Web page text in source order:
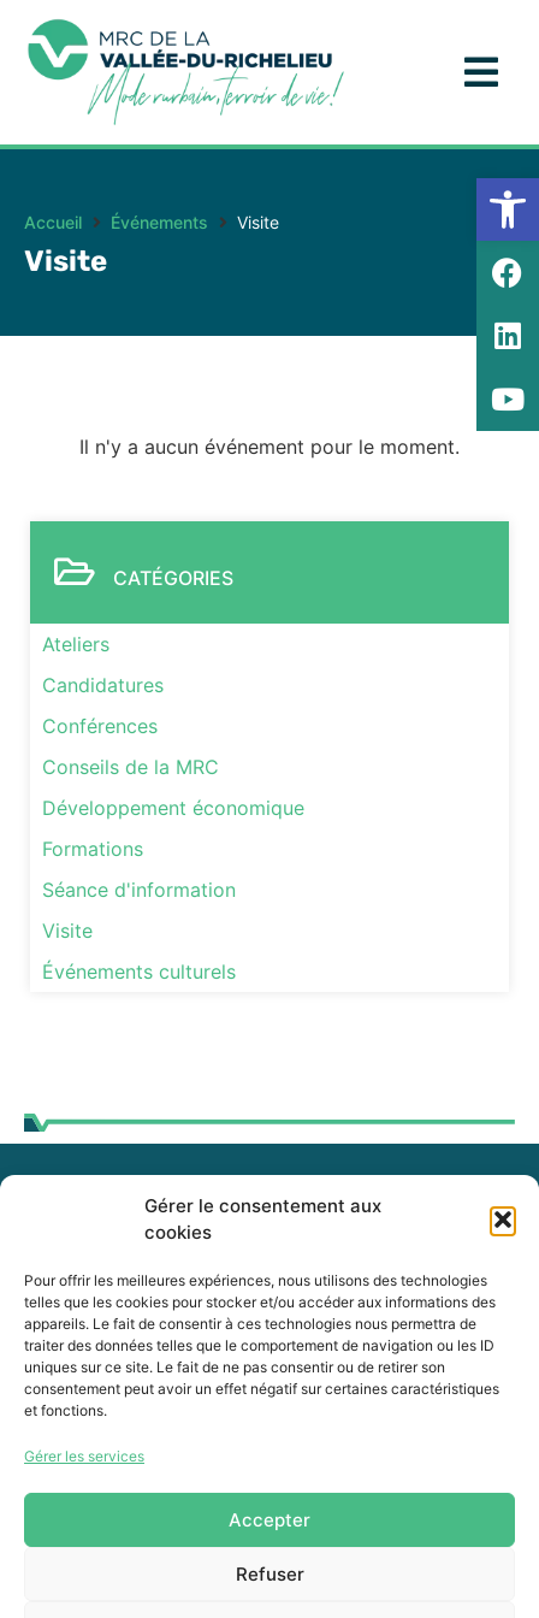
Gérer le consentement aux
cookies
Pour offrir les meilleures expériences, nous utilisons des technologies
telles que les cookies pour stocker et/ou accéder aux informations des
appareils. Le fait de consentir à ces technologies nous permettra de
traiter des données telles que le comportement de navigation ou les ID
uniques sur ce site. Le fait de ne pas consentir ou de retirer son
consentement peut avoir un effet négatif sur certaines caractéristiques
et fonctions.
Gérer les services
Accepter
Refuser
Accueil Événements Visite
Visite
Il n'y a aucun événement pour le moment.
CATÉGORIES
Ateliers
Candidatures
Conférences
Conseils de la MRC
Développement économique
Formations
Séance d'information
Visite
Événements culturels
255, boul. Laurier, bureau 100
McMasterville (Québec)
J3G 0B7
Intranet
info@mrcvr.ca